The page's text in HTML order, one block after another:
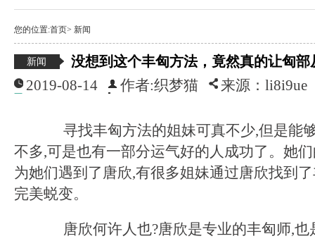
您的位置:首页> 新闻
新闻 没想到这个丰匈方法，竟然真的让匈部
2019-08-14 作者:织梦猫 来源：li8i9ue
寻找丰匈方法的姐妹可真不少,但是能
不多,可是也有一部分运气好的人成功了。她
为她们遇到了唐欣,有很多姐妹通过唐欣找到
完美蜕变。
唐欣何许人也?唐欣是专业的丰匈师,也